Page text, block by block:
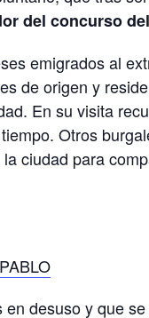
del concurso
emigrados al
de origen y
En su visita
Otros
ciudad para
desuso y que